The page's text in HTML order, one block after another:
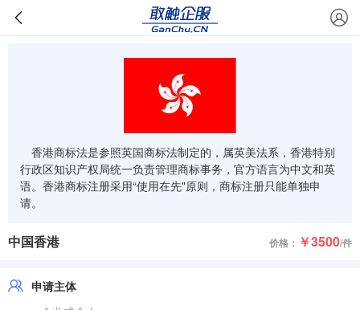
香港商标法是参照英国商标法制定的，属英美法系，香港特别
行政区知识产权局统一负责管理商标事务，官方语言为中文和英
语。香港商标注册采用“使用在先"原则，商标注册只能单独申
请。
中国香港 价格： ￥3500/件
申请主体